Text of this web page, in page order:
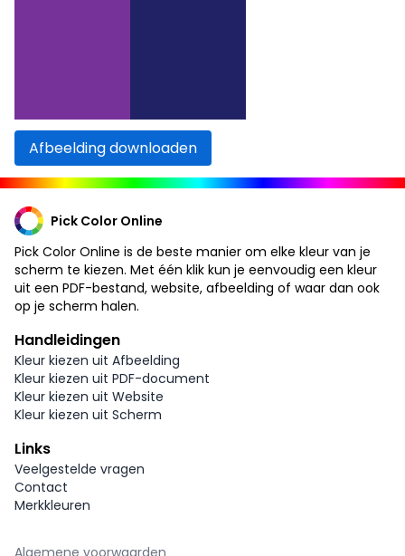
Afbeelding downloaden
Pick Color Online
Pick Color Online is de beste manier om elke kleur van je
scherm te kiezen. Met één klik kun je eenvoudig een kleur
uit een PDF-bestand, website, afbeelding of waar dan ook
op je scherm halen.
Handleidingen
Kleur kiezen uit Afbeelding
Kleur kiezen uit PDF-document
Kleur kiezen uit Website
Kleur kiezen uit Scherm
Links
Veelgestelde vragen
Contact
Merkkleuren
Algemene voorwaarden